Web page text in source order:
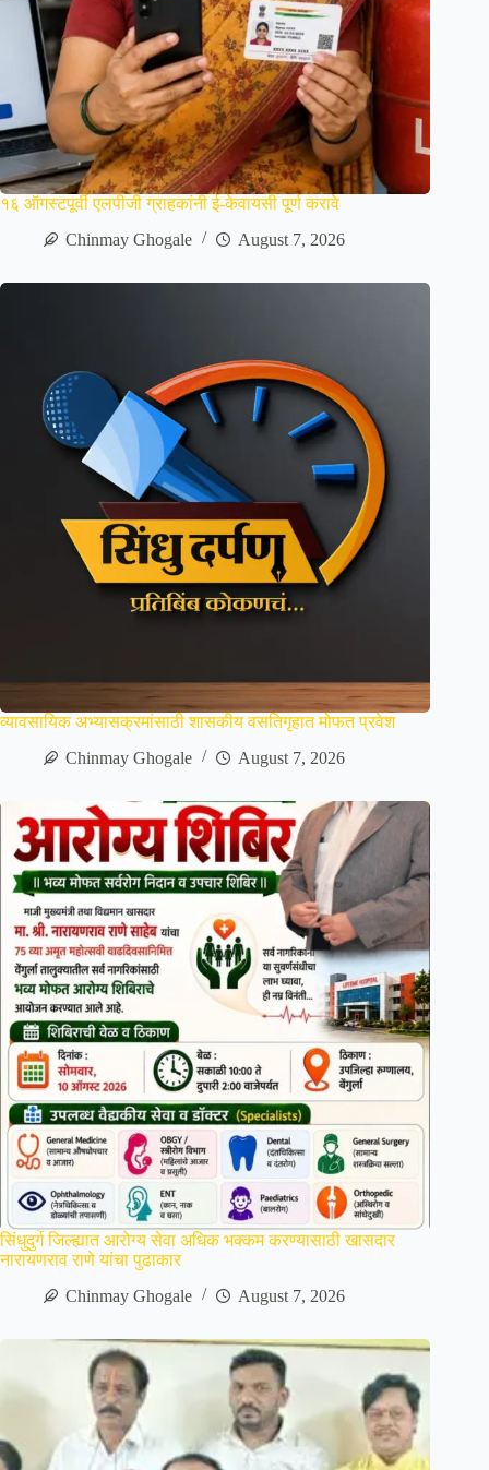
१६ ऑगस्टपूर्वी एलपीजी ग्राहकांनी ई-केवायसी पूर्ण करावे
Chinmay Ghogale
August 7, 2026
व्यावसायिक अभ्यासक्रमांसाठी शासकीय वसतिगृहात मोफत प्रवेश
Chinmay Ghogale
August 7, 2026
सिंधुदुर्ग जिल्ह्यात आरोग्य सेवा अधिक भक्कम करण्यासाठी खासदार
नारायणराव राणे यांचा पुढाकार
Chinmay Ghogale
August 7, 2026